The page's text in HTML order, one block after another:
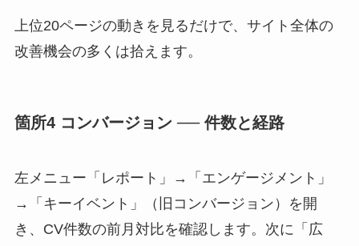
上位20ページの動きを見るだけで、サイト全体の
改善機会の多くは拾えます。
箇所4 コンバージョン ── 件数と経路
左メニュー「レポート」→「エンゲージメント」
→「キーイベント」（旧コンバージョン）を開
き、CV件数の前月対比を確認します。次に「広